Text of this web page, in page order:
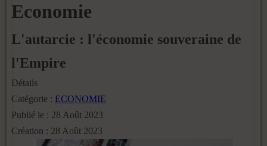
Economie
L'autarcie : l'économie souveraine de
l'Empire
Détails
Catégorie : ECONOMIE
Publié le : 28 Août 2023
Création : 28 Août 2023